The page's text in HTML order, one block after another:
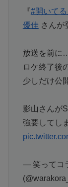
『#開いて
優佳 さんが
放送を前に
ロケ終了後
少しだけ公
影山さんが
強要してし
— 笑ってコ